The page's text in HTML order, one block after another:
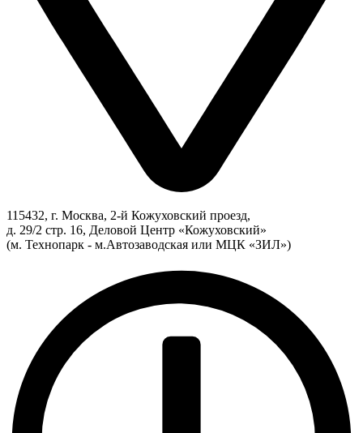
115432, г. Москва, 2-й Кожуховский проезд,
д. 29/2 стр. 16, Деловой Центр «Кожуховский»
(м. Технопарк - м.Автозаводская или МЦК «ЗИЛ»)